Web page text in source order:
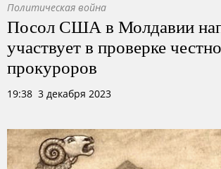
Политическая война
Посол США в Молдавии
участвует в проверке
прокуроров
19:38 3 декабря 2023